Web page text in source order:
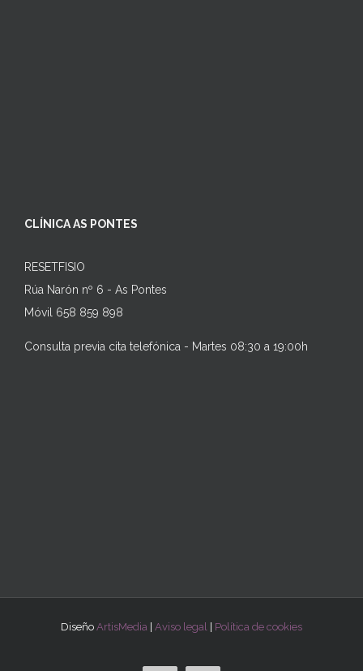
CLÍNICA AS PONTES
RESETFISIO
Rúa Narón nº 6 - As Pontes
Móvil 658 859 898
Consulta previa cita telefónica - Martes 08:30 a 19:00h
Diseño ArtisMedia Aviso legal Política de cookies